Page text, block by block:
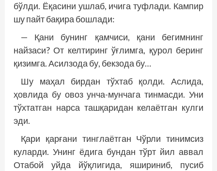
бўлди. Ёқасини ушлаб, ичига туфлади. Кампир
шу пайт бақира бошлади:
— Қани бунинг қамчиси, қани бегимнинг
найзаси? От келтиринг ўғлимга, қурол беринг
қизимга. Асилзода бу, бекзода бу…
Шу маҳал бирдан тўхтаб қолди. Аслида,
ҳовлида бу овоз унча-мунчага тинмасди. Уни
тўхтатган нарса ташқаридан келаётган кулги
эди.
Қари қарғани тинглаётган Чўрли тинимсиз
куларди. Унинг ёдига бундан тўрт йил аввал
Отабой уйда йўқлигида, яшириниб, пусиб